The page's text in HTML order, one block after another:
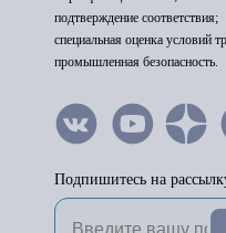
подтверждение соответствия;
специальная оценка условий
промышленная безопасность.
Подпишитесь на